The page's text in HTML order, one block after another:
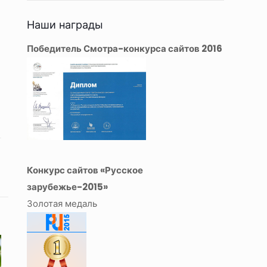
Наши награды
Победитель Смотра-конкурса сайтов 2016
Конкурс сайтов «Русское
зарубежье-2015»
Золотая медаль